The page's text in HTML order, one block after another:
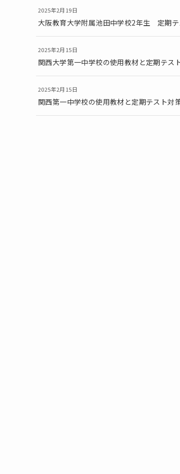
2025年2月19日
大阪教育大学附属池田中学校2年生 定期
2025年2月15日
関西大学第一中学校の使用教材と定期テ
2025年2月15日
関西第一中学校の使用教材と定期テスト対